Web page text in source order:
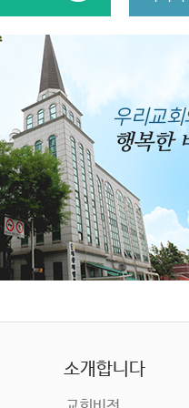
우리교회
행복한
소개합니다